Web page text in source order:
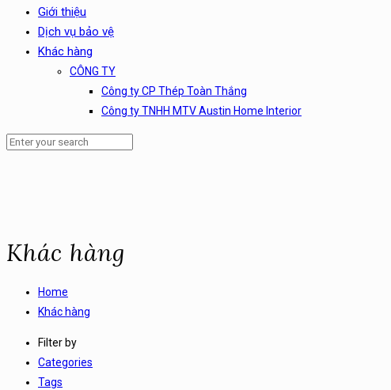
Giới thiệu
Dịch vụ bảo vệ
Khác hàng
CÔNG TY
Công ty CP Thép Toàn Thắng
Công ty TNHH MTV Austin Home Interior
Khác hàng
Home
Khác hàng
Filter by
Categories
Tags